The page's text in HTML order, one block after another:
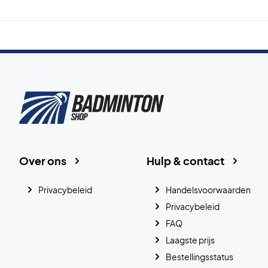
Hulp & contact
Handelsvoorwaarden
Privacybeleid
FAQ
Laagste prijs
Bestellingsstatus
Over ons
Privacybeleid